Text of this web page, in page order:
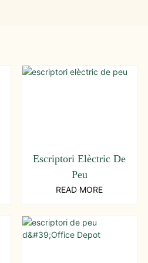
Escriptori Elèctric De
Peu
READ MORE